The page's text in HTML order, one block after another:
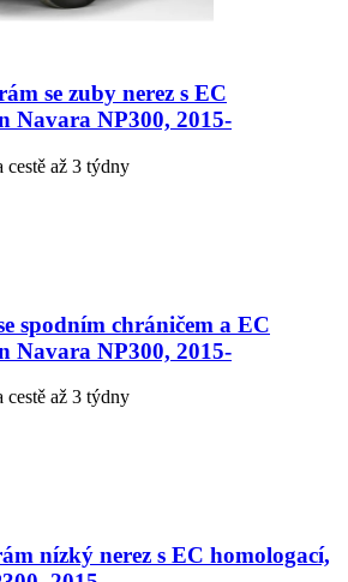
se zuby nerez s EC
Navara NP300, 2015-
cestě až 3 týdny
spodním chráničem a EC
Navara NP300, 2015-
cestě až 3 týdny
nízký nerez s EC homologací,